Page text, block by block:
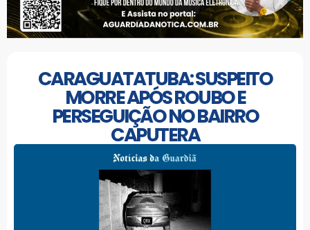
CARAGUATATUBA: SUSPEITO
MORRE APÓS ROUBO E
PERSEGUIÇÃO NO BAIRRO
CAPUTERA